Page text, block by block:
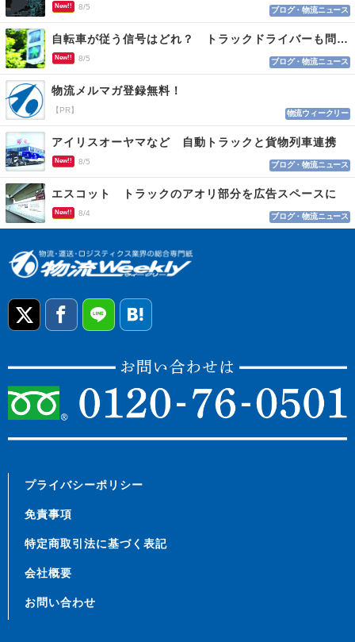
New!! 8/5 ブログ・物流ニュース
自転車が従う信号はどれ？ トラックドライバーも問われる認識
New!! 8/5 ブログ・物流ニュース
物流メルマガ登録無料！
【PR】 物流ウィークリー
アイリスオーヤマなど 自動トラックと貨物列車連携
New!! 8/5 ブログ・物流ニュース
エスコット トラックのアオリ部分を広告スペースに
New!! 8/4 ブログ・物流ニュース
プライバシーポリシー
免責事項
特定商取引法に基づく表記
会社概要
お問い合わせ